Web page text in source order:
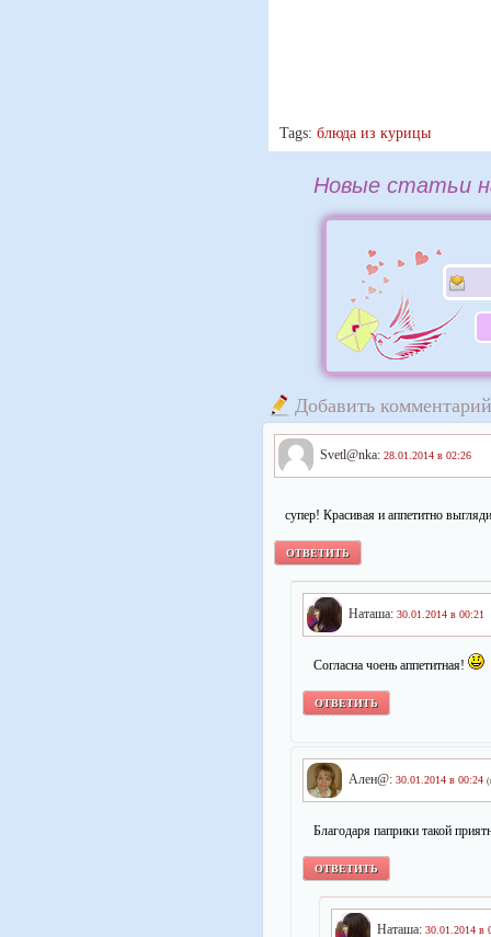
Tags: блюда из курицы
Новые статьи
Добавить комментарий
Svetl@nka: 28.01.2014 в 02:26
супер! Красивая и аппетитно
ОТВЕТИТЬ
Наташа: 30.01.2014 в 00:21
Согласна чоень аппетитная!
ОТВЕТИТЬ
Ален@: 30.01.2014 в 00:24
Благодаря паприки такой
ОТВЕТИТЬ
Наташа: 30.01.2014 в